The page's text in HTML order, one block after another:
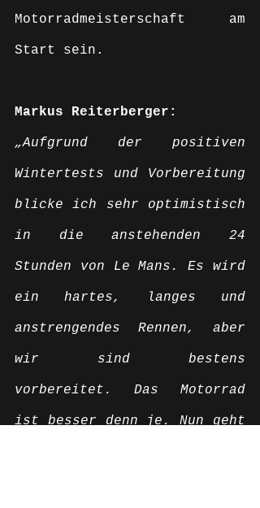
Motorradmeisterschaft am
Start sein.
Markus Reiterberger:
„Aufgrund der positiven
Wintertests und Vorbereitung
blicke ich sehr optimistisch
in die anstehenden 24
Stunden von Le Mans. Es wird
ein hartes, langes und
anstrengendes Rennen, aber
wir sind bestens
vorbereitet. Das Motorrad
ist besser denn je. Nun geht